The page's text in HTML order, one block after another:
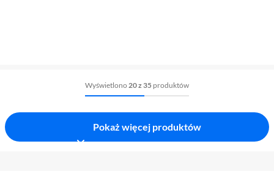
Wyświetlono 20 z 35 produktów
Pokaż więcej produktów